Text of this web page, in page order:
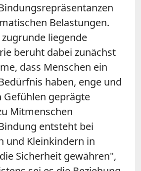
Belastungen.
liegende
beruht dabei zunächst
dass Menschen ein
haben, enge und
Gefühlen geprägte
Mitmenschen
entsteht bei
und Kleinkindern in
Sicherheit gewähren",